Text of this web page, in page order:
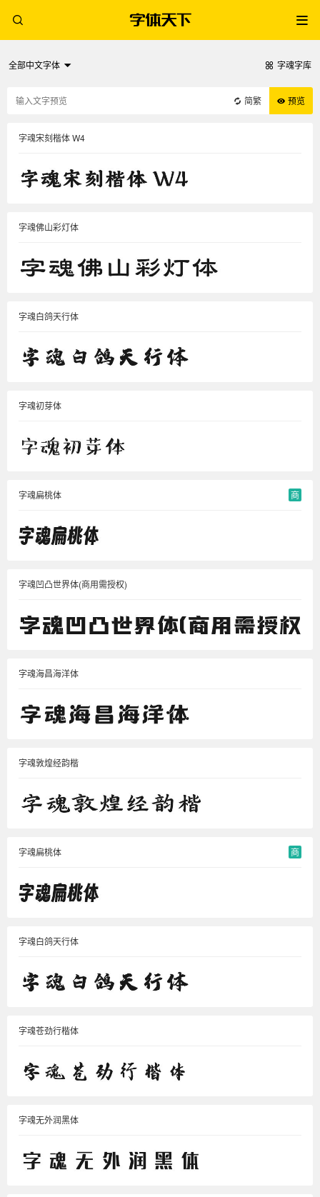
全部中文字体 字魂字库
简繁 预览
字魂宋刻楷体 W4
字魂佛山彩灯体
字魂白鸽天行体
字魂初芽体
字魂扁桃体 商
字魂凹凸世界体(商用需授权)
字魂海昌海洋体
字魂敦煌经韵楷
字魂扁桃体 商
字魂白鸽天行体
字魂苍劲行楷体
字魂无外润黑体